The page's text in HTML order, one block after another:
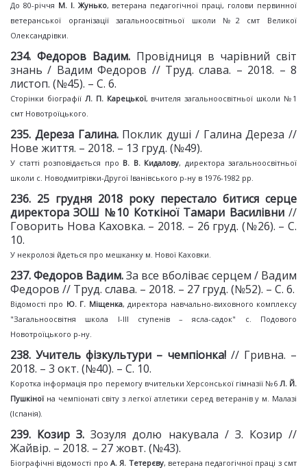
До 80-річчя М. І. Жунько, ветерана педагогічної праці, голови первинної
ветеранської організації загальноосвітньої школи №2 смт Великої
Олександрівки.
234. Федоров Вадим. Провідниця в чарівний світ
знань / Вадим Федоров // Труд. слава. – 2018. – 8
листоп. (№45). – С. 6.
Сторінки біографії Л. П. Карецької, вчителя загальноосвітньої школи №1
смт Новотроїцького.
235. Дереза Галина. Поклик душі / Галина Дереза //
Нове життя. – 2018. – 13 груд. (№49).
У статті розповідається про В. В. Кидалову, директора загальноосвітньої
школи с. Новодмитрівки-Другої Іванівського р-ну в 1976-1982 рр.
236. 25 грудня 2018 року перестало битися серце
директора ЗОШ №10 Коткіної Тамари Василівни//
Говорить Нова Каховка. – 2018. – 26 груд. (№26). – С.
10.
У некролозі йдеться про мешканку м. Нової Каховки.
237. Федоров Вадим.За все вболіває серцем / Вадим
Федоров // Труд. слава. – 2018. – 27 груд. (№52). – С. 6.
Відомості про Ю. Г. Міщенка, директора навчально-виховного комплексу
"Загальноосвітня школа I-III ступенів – ясла-садок" с. Подового
Новотроїцького р-ну.
238. Учитель фізкультури – чемпіонка!// Гривна. –
2018. – 3 окт. (№40). – С. 10.
Коротка інформація про перемогу вчительки Херсонської гімназії №6 Л. Й.
Пушкіноїна чемпіонаті світу з легкої атлетики серед ветеранів у м. Малазі
(Іспанія).
239. Козир З.Зозуля долю накувала / З. Козир //
Жайвір. – 2018. – 27 жовт. (№43).
Біографічні відомості про А. Я. Тетерєву, ветерана педагогічної праці з смт